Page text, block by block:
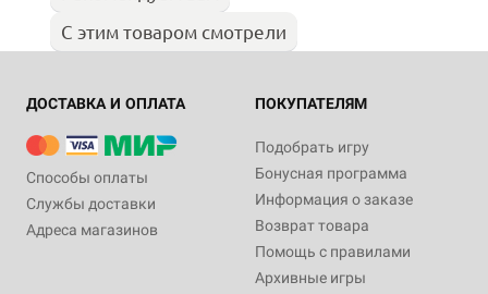
С этим товаром смотрели
ДОСТАВКА И ОПЛАТА
Способы оплаты
Службы доставки
Адреса магазинов
ПОКУПАТЕЛЯМ
Подобрать игру
Бонусная программа
Информация о заказе
Возврат товара
Помощь с правилами
Архивные игры